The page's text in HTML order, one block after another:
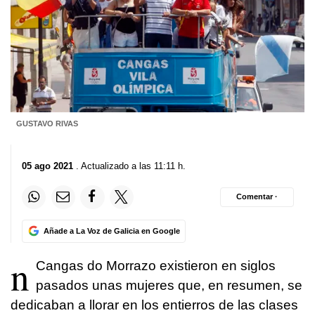
GUSTAVO RIVAS
05 ago 2021 . Actualizado a las 11:11 h.
Añade a La Voz de Galicia en Google
Comentar ·
n Cangas do Morrazo existieron en siglos
pasados unas mujeres que, en resumen, se
dedicaban a llorar en los entierros de las clases